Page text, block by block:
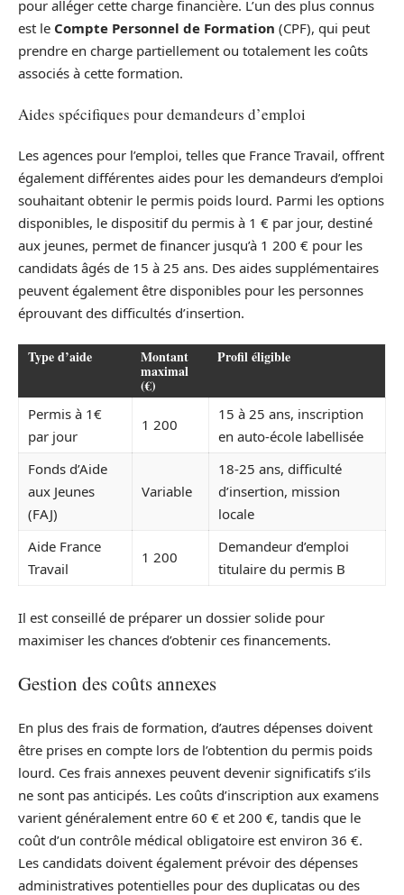
pour alléger cette charge financière. L’un des plus connus
est le Compte Personnel de Formation (CPF), qui peut
prendre en charge partiellement ou totalement les coûts
associés à cette formation.
Aides spécifiques pour demandeurs d’emploi
Les agences pour l’emploi, telles que France Travail, offrent
également différentes aides pour les demandeurs d’emploi
souhaitant obtenir le permis poids lourd. Parmi les options
disponibles, le dispositif du permis à 1 € par jour, destiné
aux jeunes, permet de financer jusqu’à 1 200 € pour les
candidats âgés de 15 à 25 ans. Des aides supplémentaires
peuvent également être disponibles pour les personnes
éprouvant des difficultés d’insertion.
Type d’aide Montant
maximal
(€)
Profil éligible
Permis à 1€
par jour
1 200
15 à 25 ans, inscription
en auto-école labellisée
Fonds d’Aide
aux Jeunes
(FAJ)
Variable
18-25 ans, difficulté
d’insertion, mission
locale
Aide France
Travail
1 200
Demandeur d’emploi
titulaire du permis B
Il est conseillé de préparer un dossier solide pour
maximiser les chances d’obtenir ces financements.
Gestion des coûts annexes
En plus des frais de formation, d’autres dépenses doivent
être prises en compte lors de l’obtention du permis poids
lourd. Ces frais annexes peuvent devenir significatifs s’ils
ne sont pas anticipés. Les coûts d’inscription aux examens
varient généralement entre 60 € et 200 €, tandis que le
coût d’un contrôle médical obligatoire est environ 36 €.
Les candidats doivent également prévoir des dépenses
administratives potentielles pour des duplicatas ou des